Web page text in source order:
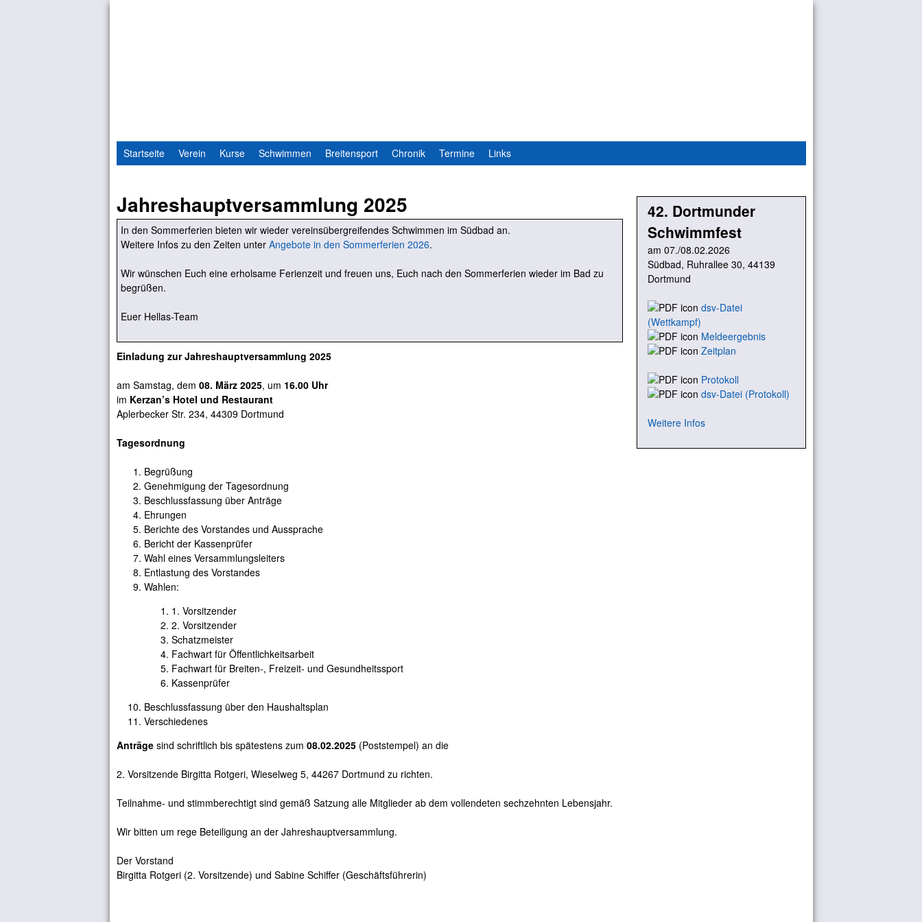
Startseite Verein Kurse Schwimmen Breitensport Chronik Termine Links
Jahreshauptversammlung 2025
In den Sommerferien bieten wir wieder vereinsübergreifendes Schwimmen im Südbad an.
Weitere Infos zu den Zeiten unter Angebote in den Sommerferien 2026.
Wir wünschen Euch eine erholsame Ferienzeit und freuen uns, Euch nach den Sommerferien wieder im Bad zu
begrüßen.
Euer Hellas-Team
Einladung zur Jahreshauptversammlung 2025
am Samstag, dem 08. März 2025, um 16.00 Uhr
im Kerzan’s Hotel und Restaurant
Aplerbecker Str. 234, 44309 Dortmund
Tagesordnung
Begrüßung
Genehmigung der Tagesordnung
Beschlussfassung über Anträge
Ehrungen
Berichte des Vorstandes und Aussprache
Bericht der Kassenprüfer
Wahl eines Versammlungsleiters
Entlastung des Vorstandes
Wahlen:
1. Vorsitzender
2. Vorsitzender
Schatzmeister
Fachwart für Öffentlichkeitsarbeit
Fachwart für Breiten-, Freizeit- und Gesundheitssport
Kassenprüfer
Beschlussfassung über den Haushaltsplan
Verschiedenes
Anträgesind schriftlich bis spätestens zum 08.02.2025(Poststempel) an die
2. Vorsitzende Birgitta Rotgeri, Wieselweg 5, 44267 Dortmund zu richten.
Teilnahme- und stimmberechtigt sind gemäß Satzung alle Mitglieder ab dem vollendeten sechzehnten Lebensjahr.
Wir bitten um rege Beteiligung an der Jahreshauptversammlung.
Der Vorstand
Birgitta Rotgeri (2. Vorsitzende) und Sabine Schiffer (Geschäftsführerin)
42. Dortmunder
Schwimmfest
am 07./08.02.2026
Südbad, Ruhrallee 30, 44139
Dortmund
dsv-Datei
(Wettkampf)
Meldeergebnis
Zeitplan
Protokoll
dsv-Datei (Protokoll)
Weitere Infos